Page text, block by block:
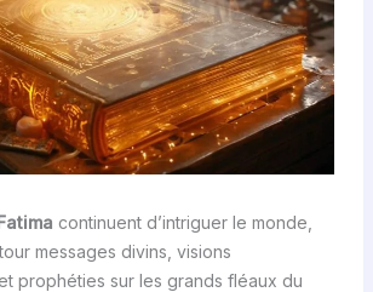
continuent d’intriguer le monde,
messages divins, visions
prophéties sur les grands fléaux du